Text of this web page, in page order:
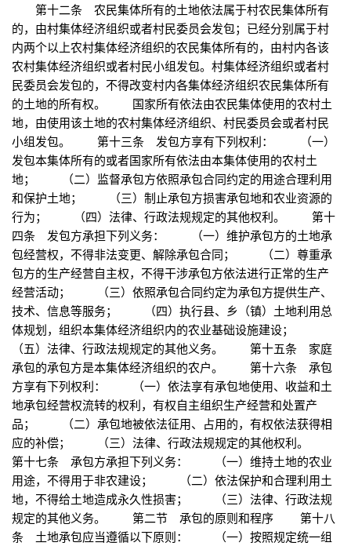
第十二条 农民集体所有的土地依法属于村农民集体所有
的，由村集体经济组织或者村民委员会发包；已经分别属于村
内两个以上农村集体经济组织的农民集体所有的，由村内各该
农村集体经济组织或者村民小组发包。村集体经济组织或者村
民委员会发包的，不得改变村内各集体经济组织农民集体所有
的土地的所有权。 国家所有依法由农民集体使用的农村土
地，由使用该土地的农村集体经济组织、村民委员会或者村民
小组发包。 第十三条 发包方享有下列权利： （一）
发包本集体所有的或者国家所有依法由本集体使用的农村土
地； （二）监督承包方依照承包合同约定的用途合理利用
和保护土地； （三）制止承包方损害承包地和农业资源的
行为； （四）法律、行政法规规定的其他权利。 第十
四条 发包方承担下列义务： （一）维护承包方的土地承
包经营权，不得非法变更、解除承包合同； （二）尊重承
包方的生产经营自主权，不得干涉承包方依法进行正常的生产
经营活动； （三）依照承包合同约定为承包方提供生产、
技术、信息等服务； （四）执行县、乡（镇）土地利用总
体规划，组织本集体经济组织内的农业基础设施建设；
（五）法律、行政法规规定的其他义务。 第十五条 家庭
承包的承包方是本集体经济组织的农户。 第十六条 承包
方享有下列权利： （一）依法享有承包地使用、收益和土
地承包经营权流转的权利，有权自主组织生产经营和处置产
品； （二）承包地被依法征用、占用的，有权依法获得相
应的补偿； （三）法律、行政法规规定的其他权利。
第十七条 承包方承担下列义务： （一）维持土地的农业
用途，不得用于非农建设； （二）依法保护和合理利用土
地，不得给土地造成永久性损害； （三）法律、行政法规
规定的其他义务。 第二节 承包的原则和程序 第十八
条 土地承包应当遵循以下原则： （一）按照规定统一组